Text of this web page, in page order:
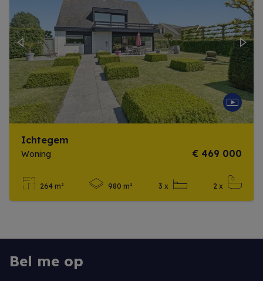
Previous Next
Ichtegem
Woning € 469 000
264 m² 980 m² 3 x 2 x
Bel me op